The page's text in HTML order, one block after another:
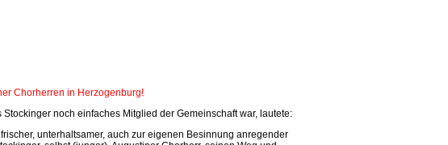
Chorherren in Herzogenburg!
noch einfaches Mitglied der Gemeinschaft war, lautete:
unterhaltsamer, auch zur eigenen Besinnung anregender